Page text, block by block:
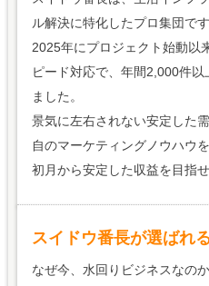
ル解決に特化したプロ集団です
2025年にプロジェクト始動以
ピード対応で、年間2,000件
ました。
景気に左右されない安定した
自のマーケティングノウハウ
初月から安定した収益を目指
スイドウ番長が選ばれ
なぜ今、水回りビジネスなの